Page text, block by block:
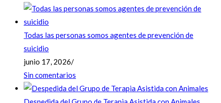
Todas las personas somos agentes de prevención de
suicidio
junio 17, 2026/
Sin comentarios